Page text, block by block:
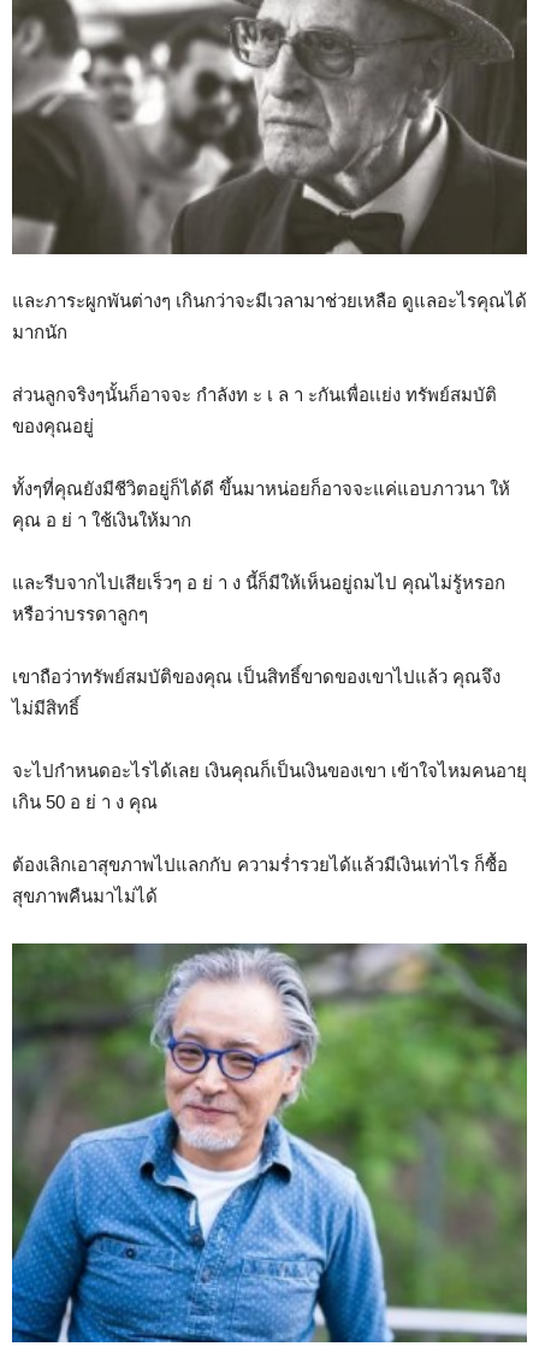
และภาระผูกพันต่างๆ เกินกว่าจะมีเวลามาช่วยเหลือ ดูแลอะไรคุณได้
มากนัก
ส่วนลูกจริงๆนั้นก็อาจจะ กำลังท ะ เ ล า ะกันเพื่อเเย่ง ทรัพย์สมบัติ
ของคุณอยู่
ทั้งๆที่คุณยังมีชีวิตอยู่ก็ได้ดี ขึ้นมาหน่อยก็อาจจะแค่แอบภาวนา ให้
คุณ อ ย่ า ใช้เงินให้มาก
และรีบจากไปเสียเร็วๆ อ ย่ า ง นี้ก็มีให้เห็นอยู่ถมไป คุณไม่รู้หรอก
หรือว่าบรรดาลูกๆ
เขาถือว่าทรัพย์สมบัติของคุณ เป็นสิทธิ์ขาดของเขาไปแล้ว คุณจึง
ไม่มีสิทธิ์
จะไปกำหนดอะไรได้เลย เงินคุณก็เป็นเงินของเขา เข้าใจไหมคนอายุ
เกิน 50 อ ย่ า ง คุณ
ต้องเลิกเอาสุขภาพไปแลกกับ ความร่ำรวยได้แล้วมีเงินเท่าไร ก็ซื้อ
สุขภาพคืนมาไม่ได้